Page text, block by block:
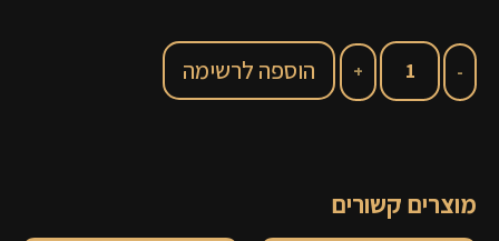
הוספה לרשימה
מוצרים קשורים